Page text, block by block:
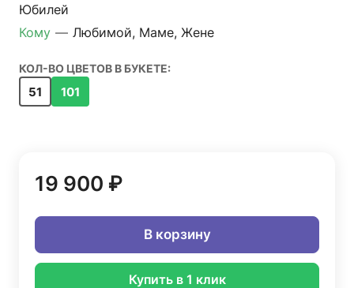
Юбилей
Кому — Любимой, Маме, Жене
КОЛ-ВО ЦВЕТОВ В БУКЕТЕ:
51 101
19 900 ₽
В корзину
Купить в 1 клик